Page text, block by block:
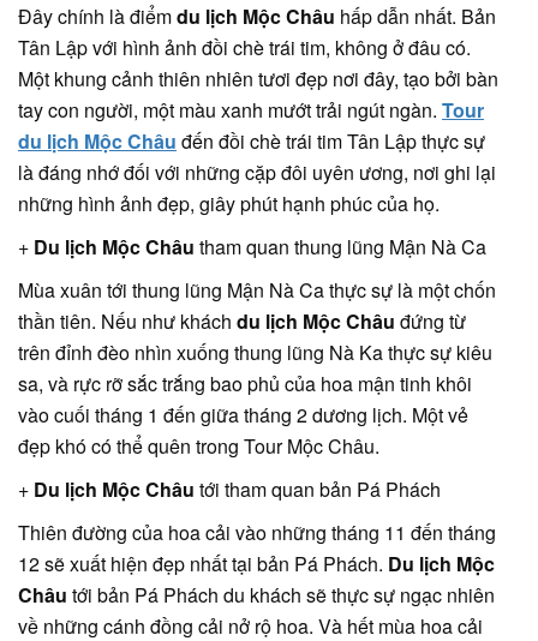
Đây chính là điểmdu lịch Mộc Châu hấp dẫn nhất. Bản
Tân Lập với hình ảnh đồi chè trái tim, không ở đâu có.
Một khung cảnh thiên nhiên tươi đẹp nơi đây, tạo bởi bàn
tay con người, một màu xanh mướt trải ngút ngàn. Tour
du lịch Mộc Châu đến đồi chè trái tim Tân Lập thực sự
là đáng nhớ đối với những cặp đôi uyên ương, nơi ghi lại
những hình ảnh đẹp, giây phút hạnh phúc của họ.
+ Du lịch Mộc Châu tham quan thung lũng Mận Nà Ca
Mùa xuân tới thung lũng Mận Nà Ca thực sự là một chốn
thần tiên. Nếu như khách du lịch Mộc Châu đứng từ
trên đỉnh đèo nhìn xuống thung lũng Nà Ka thực sự kiêu
sa, và rực rỡ sắc trắng bao phủ của hoa mận tinh khôi
vào cuối tháng 1 đến giữa tháng 2 dương lịch. Một vẻ
đẹp khó có thể quên trong Tour Mộc Châu.
+ Du lịch Mộc Châu tới tham quan bản Pá Phách
Thiên đường của hoa cải vào những tháng 11 đến tháng
12 sẽ xuất hiện đẹp nhất tại bản Pá Phách. Du lịch Mộc
Châu tới bản Pá Phách du khách sẽ thực sự ngạc nhiên
về những cánh đồng cải nở rộ hoa. Và hết mùa hoa cải